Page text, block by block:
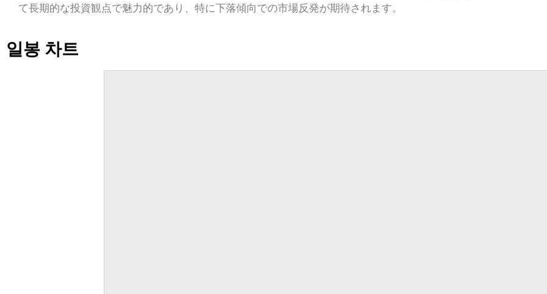
て長期的な投資観点で魅力的であり、特に下落傾向での市場反発が期待されます。
일봉 차트